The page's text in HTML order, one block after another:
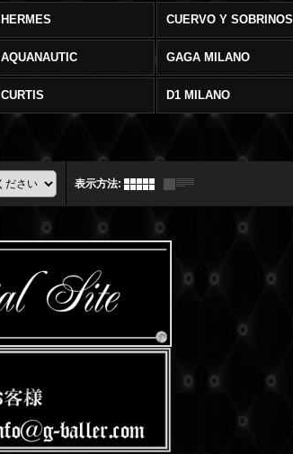
HERMES CUERVO Y SOBRINOS
AQUANAUTIC GAGA MILANO
CURTIS D1 MILANO
表示方法: